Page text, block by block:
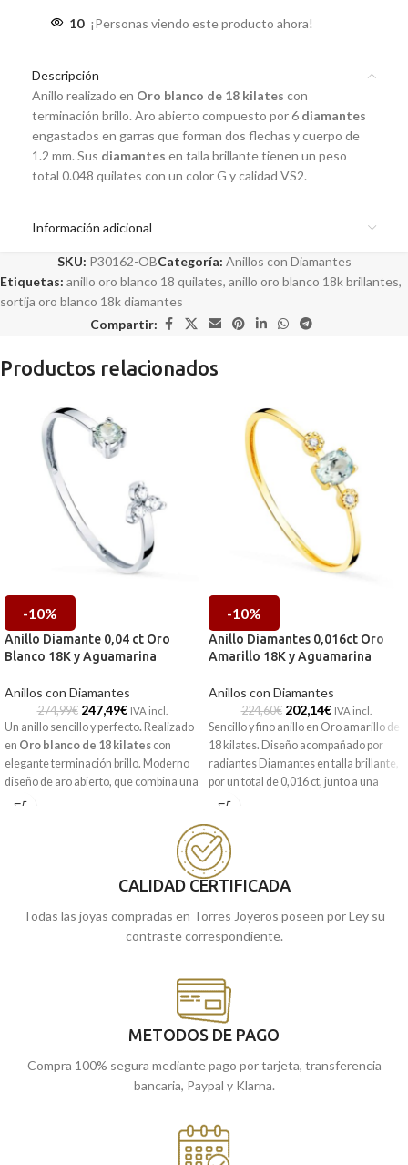
10 ¡Personas viendo este producto ahora!
Descripción
Anillo realizado en Oro blanco de 18 kilates con
terminación brillo. Aro abierto compuesto por 6 diamantes
engastados en garras que forman dos flechas y cuerpo de
1.2 mm. Sus diamantes en talla brillante tienen un peso
total 0.048 quilates con un color G y calidad VS2.
Información adicional
SKU: P30162-OBCategoría: Anillos con Diamantes
Etiquetas: anillo oro blanco 18 quilates, anillo oro blanco 18k brillantes,
sortija oro blanco 18k diamantes
Compartir:
Productos relacionados
-10%
Anillo Diamante 0,04 ct Oro
Blanco 18K y Aguamarina
Anillos con Diamantes
274,99€ 247,49€ IVA incl.
Un anillo sencillo y perfecto. Realizado
en Oro blanco de 18 kilates con
elegante terminación brillo. Moderno
diseño de aro abierto, que combina una
preciosa y clara
en talla brillante,
por un total de 0,045 ct, con calidad SI y
-10%
Anillo Diamantes 0,016ct Oro
Amarillo 18K y Aguamarina
Anillos con Diamantes
224,60€ 202,14€ IVA incl.
Sencillo y fino anillo en Oro amarillo de
18 kilates. Diseño acompañado por
radiantes Diamantes en talla brillante,
por un total de 0,016 ct, junto a una
Aguamarina talla oval en su centro. Un
perfecto para llevar a diario.
CALIDAD CERTIFICADA
Todas las joyas compradas en Torres Joyeros poseen por Ley su
contraste correspondiente.
METODOS DE PAGO
Compra 100% segura mediante pago por tarjeta, transferencia
bancaria, Paypal y Klarna.